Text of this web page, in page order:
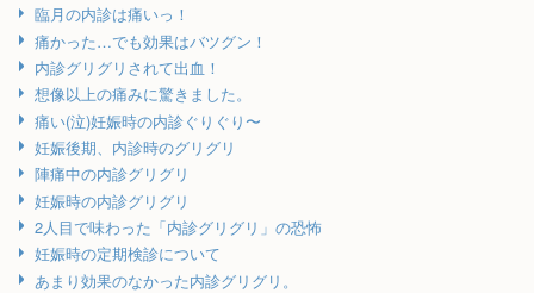
臨月の内診は痛いっ！
痛かった…でも効果はバツグン！
内診グリグリされて出血！
想像以上の痛みに驚きました。
痛い(泣)妊娠時の内診ぐりぐり〜
妊娠後期、内診時のグリグリ
陣痛中の内診グリグリ
妊娠時の内診グリグリ
2人目で味わった「内診グリグリ」の恐怖
妊娠時の定期検診について
あまり効果のなかった内診グリグリ。